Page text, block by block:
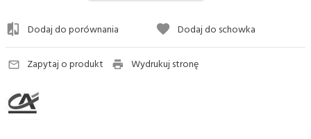
Dodaj do porównania Dodaj do schowka
Zapytaj o produkt Wydrukuj stronę